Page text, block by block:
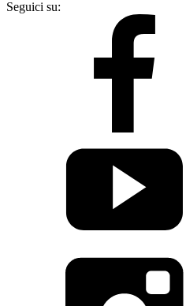
Seguici su: